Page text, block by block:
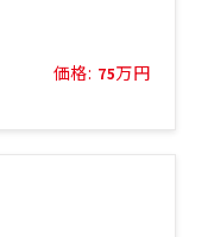
価格: 75万円